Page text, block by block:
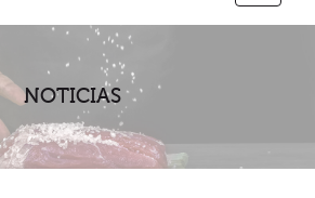
NOTICIAS